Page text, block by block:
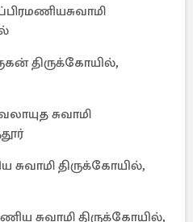
திருக்கோயில்,
சுவாமி
சுவாமி திருக்கோயில்,
சுவாமி திருக்கோயில்,